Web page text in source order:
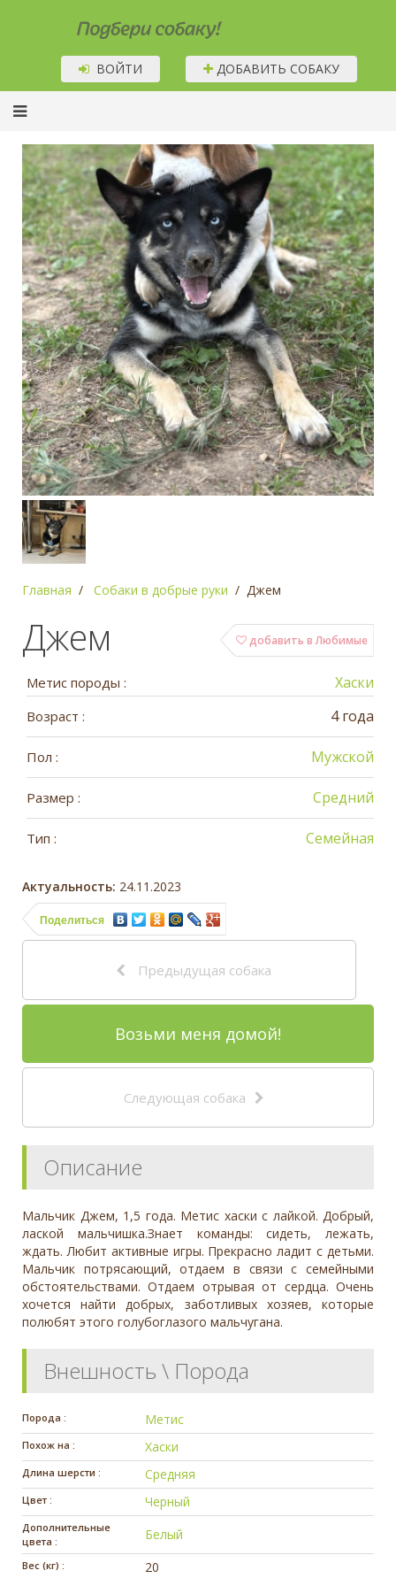
Подбери собаку!
ВОЙТИ ДОБАВИТЬ СОБАКУ
Главная Собаки в добрые руки Джем
добавить в Любимые
Джем
Метис породы : Хаски
Возраст : 4 года
Пол : Мужской
Размер : Средний
Тип : Семейная
Актуальность: 24.11.2023
Поделиться
Предыдущая собака
Возьми меня домой!
Следующая собака
Описание
Мальчик Джем, 1,5 года. Метис хаски с лайкой. Добрый,
лаской мальчишка.Знает команды: сидеть, лежать,
ждать. Любит активные игры. Прекрасно ладит с детьми.
Мальчик потрясающий, отдаем в связи с семейными
обстоятельствами. Отдаем отрывая от сердца. Очень
хочется найти добрых, заботливых хозяев, которые
полюбят этого голубоглазого мальчугана.
Внешность \ Порода
Порода : Метис
Похож на : Хаски
Длина шерсти : Средняя
Цвет : Черный
Дополнительные
цвета :
Белый
Вес (кг) : 20